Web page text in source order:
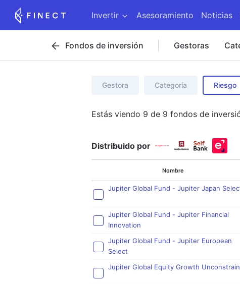
Invertir Asesoramiento Noticias
Fondos de inversión Gestoras
Gestora Categoría Riesgo
Estás viendo 9 de 9 fondos de
Distribuido por
Nombre
Jupiter Global Fund - Jupiter Japan
Jupiter Global Fund - Jupiter Financial
Innovation
Jupiter Global Fund - Jupiter European
Select
Jupiter Global Equity Growth